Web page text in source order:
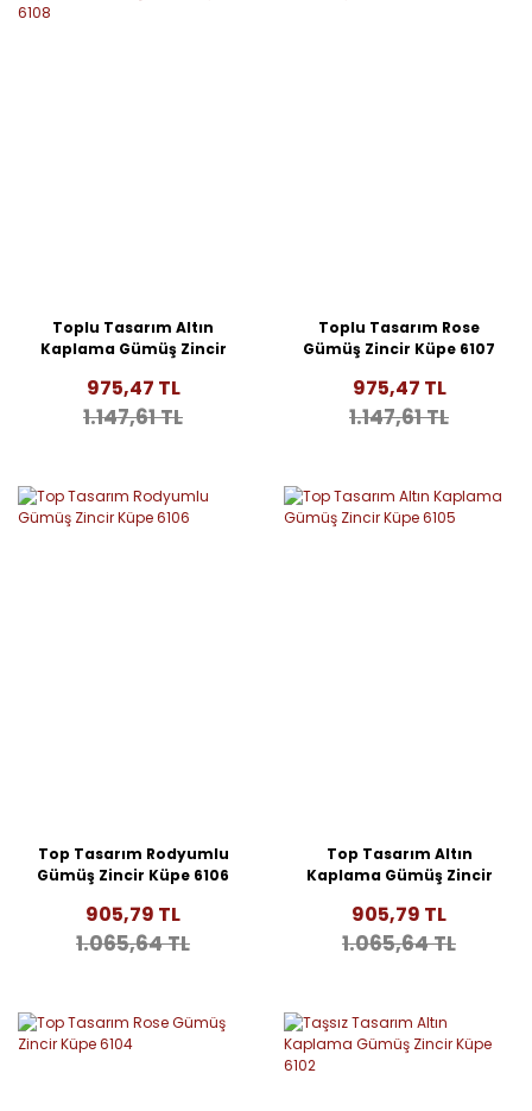
Toplu Tasarım Altın
Kaplama Gümüş Zincir
975,47 TL
1.147,61 TL
Toplu Tasarım Rose
Gümüş Zincir Küpe 6107
975,47 TL
1.147,61 TL
Top Tasarım Rodyumlu
Gümüş Zincir Küpe 6106
905,79 TL
1.065,64 TL
Top Tasarım Altın
Kaplama Gümüş Zincir
905,79 TL
1.065,64 TL